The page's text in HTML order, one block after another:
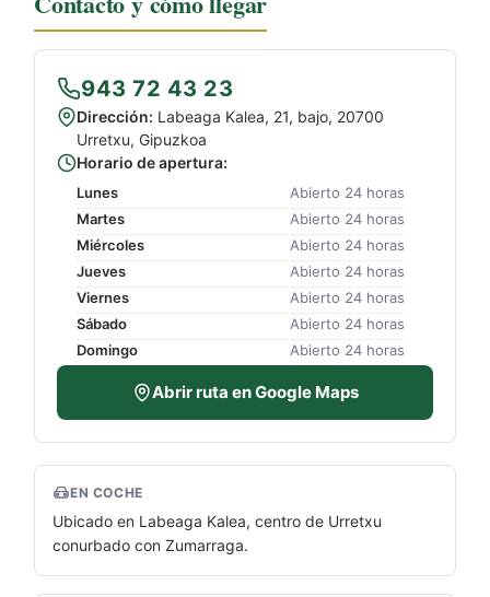
943 72 43 23
Dirección: Labeaga Kalea, 21, bajo, 20700
Urretxu, Gipuzkoa
Horario de apertura:
Lunes
Abierto 24 horas
Martes
Abierto 24 horas
Miércoles
Abierto 24 horas
Jueves
Abierto 24 horas
Viernes
Abierto 24 horas
Sábado
Abierto 24 horas
Domingo
Abierto 24 horas
Abrir ruta en Google Maps
EN COCHE
Ubicado en Labeaga Kalea, centro de Urretxu
conurbado con Zumarraga.